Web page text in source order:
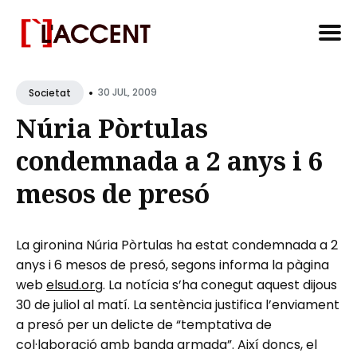
forSocietat • 30 JUL, 2009
Núria Pòrtulas
condemnada a 2 anys i 6
mesos de presó
La gironina Núria Pòrtulas ha estat condemnada a 2
anys i 6 mesos de presó, segons informa la pàgina
webelsud.org. La notícia s’ha conegut aquest dijous
30 de juliol al matí. La sentència justifica l’enviament
a presó per un delicte de “temptativa de
col·laboració amb banda armada”. Així doncs, el